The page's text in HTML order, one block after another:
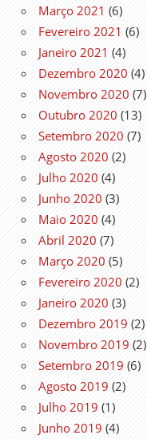
Março 2021 (6)
Fevereiro 2021 (6)
Janeiro 2021 (4)
Dezembro 2020 (4)
Novembro 2020 (7)
Outubro 2020 (13)
Setembro 2020 (7)
Agosto 2020 (2)
Julho 2020 (4)
Junho 2020 (3)
Maio 2020 (4)
Abril 2020 (7)
Março 2020 (5)
Fevereiro 2020 (2)
Janeiro 2020 (3)
Dezembro 2019 (2)
Novembro 2019 (2)
Setembro 2019 (6)
Agosto 2019 (2)
Julho 2019 (1)
Junho 2019 (4)